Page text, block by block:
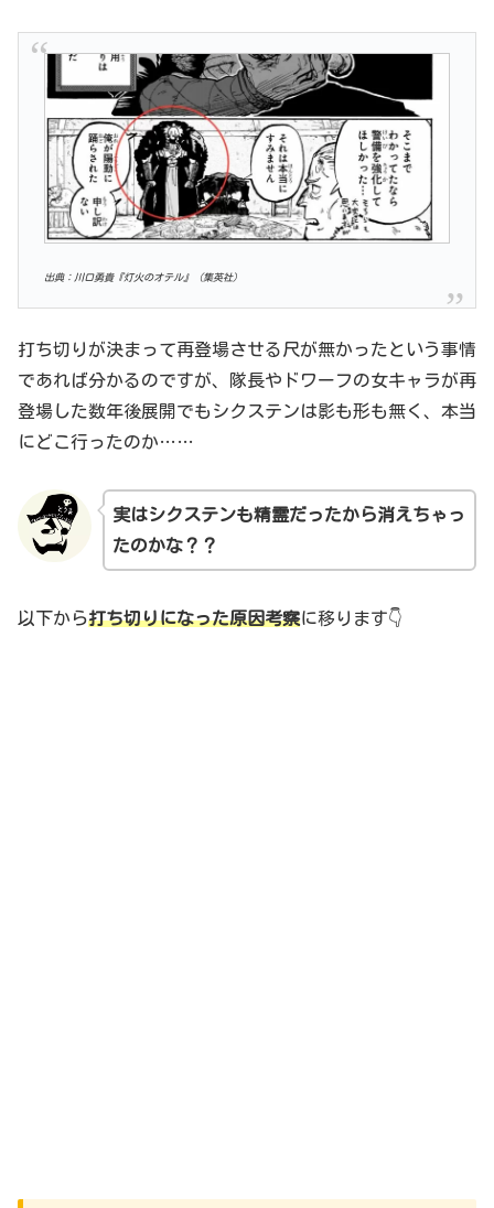
出典：川口勇貴『灯火のオテル』（集英社)
打ち切りが決まって再登場させる尺が無かったという事情
であれば分かるのですが、隊長やドワーフの女キャラが再
登場した数年後展開でもシクステンは影も形も無く、本当
にどこ行ったのか……
実はシクステンも精霊だったから消えちゃっ
たのかな？？
以下から打ち切りになった原因考察に移ります👇